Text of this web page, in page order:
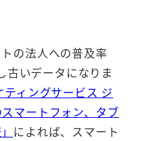
の法人への普及率
古いデータになりま
ィングサービス ジ
マートフォン、タブ
によれば、スマート